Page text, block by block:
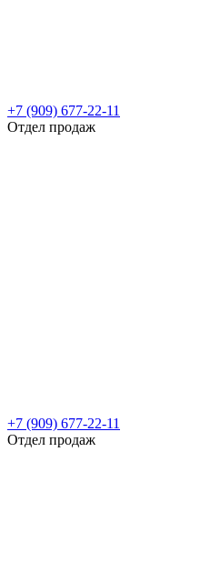
+7 (909) 677-22-11
Отдел продаж
+7 (909) 677-22-11
Отдел продаж